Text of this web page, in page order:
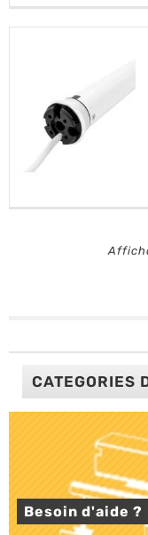
CATEGORIES
Besoin d'aide ?